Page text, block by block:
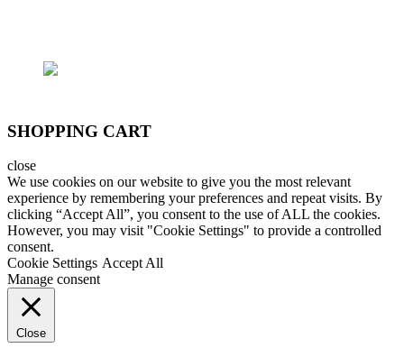
SHOPPING CART
close
We use cookies on our website to give you the most relevant
experience by remembering your preferences and repeat visits. By
clicking “Accept All”, you consent to the use of ALL the cookies.
However, you may visit "Cookie Settings" to provide a controlled
consent.
Cookie Settings Accept All
Manage consent
Close